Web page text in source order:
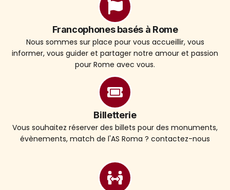
Francophones basés à Rome
Nous sommes sur place pour vous accueillir, vous
informer, vous guider et partager notre amour et passion
pour Rome avec vous.
Billetterie
Vous souhaitez réserver des billets pour des monuments,
évènements, match de l'AS Roma ? contactez-nous